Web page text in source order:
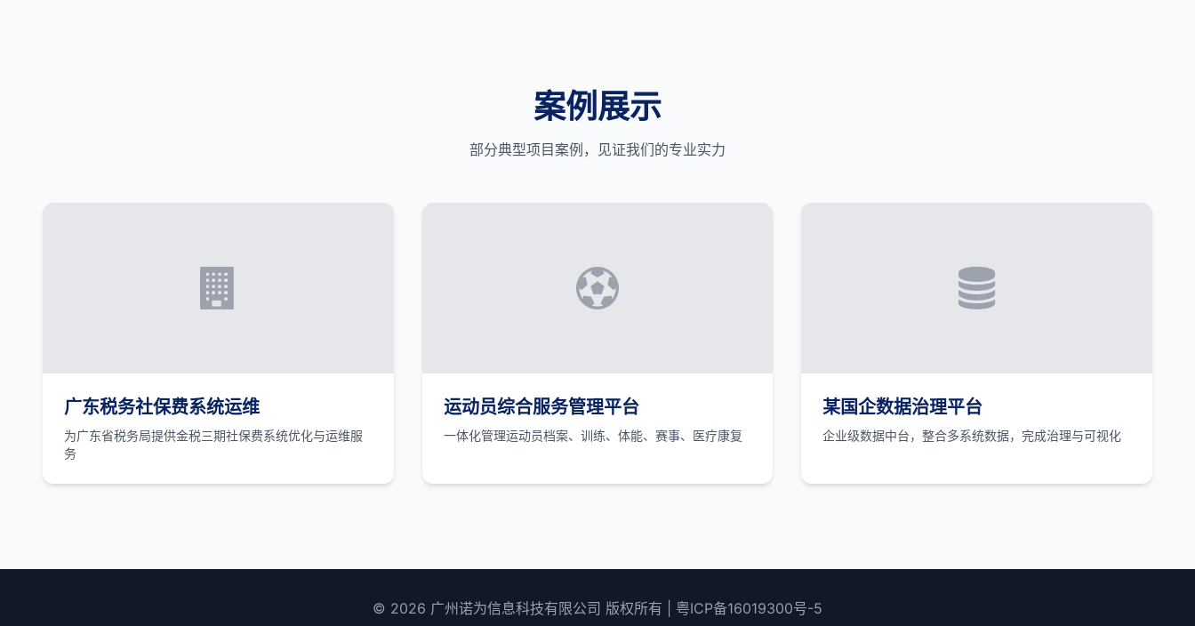
案例展示
部分典型项目案例，见证我们的专业实力
广东税务社保费系统运维
为广东省税务局提供金税三期社保费系统优化与运维服
务
运动员综合服务管理平台
一体化管理运动员档案、训练、体能、赛事、医疗康复
某国企数据治理平台
企业级数据中台，整合多系统数据，完成治理与可视化
© 2026 广州诺为信息科技有限公司 版权所有 | 粤ICP备16019300号-5